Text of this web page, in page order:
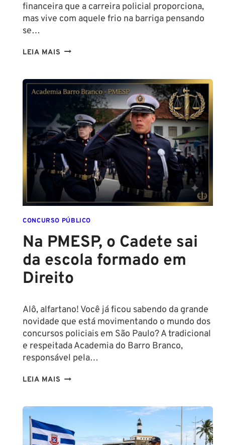
financeira que a carreira policial proporciona,
mas vive com aquele frio na barriga pensando
se…
LEIA MAIS TENHO
SER
POLICIAL?
DESCUBRA
AS
NOVAS
REGRAS!
ALTURA
MÍNIMA
PARA
CONCURSO
POLICIAL:
CONCURSO PÚBLICO
Na PMESP, o Cadete sai
da escola formado em
Direito
Alô, alfartano! Você já ficou sabendo da grande
novidade que está movimentando o mundo dos
concursos policiais em São Paulo? A tradicional
e respeitada Academia do Barro Branco,
responsável pela…
LEIA MAIS NA
SAI
DA